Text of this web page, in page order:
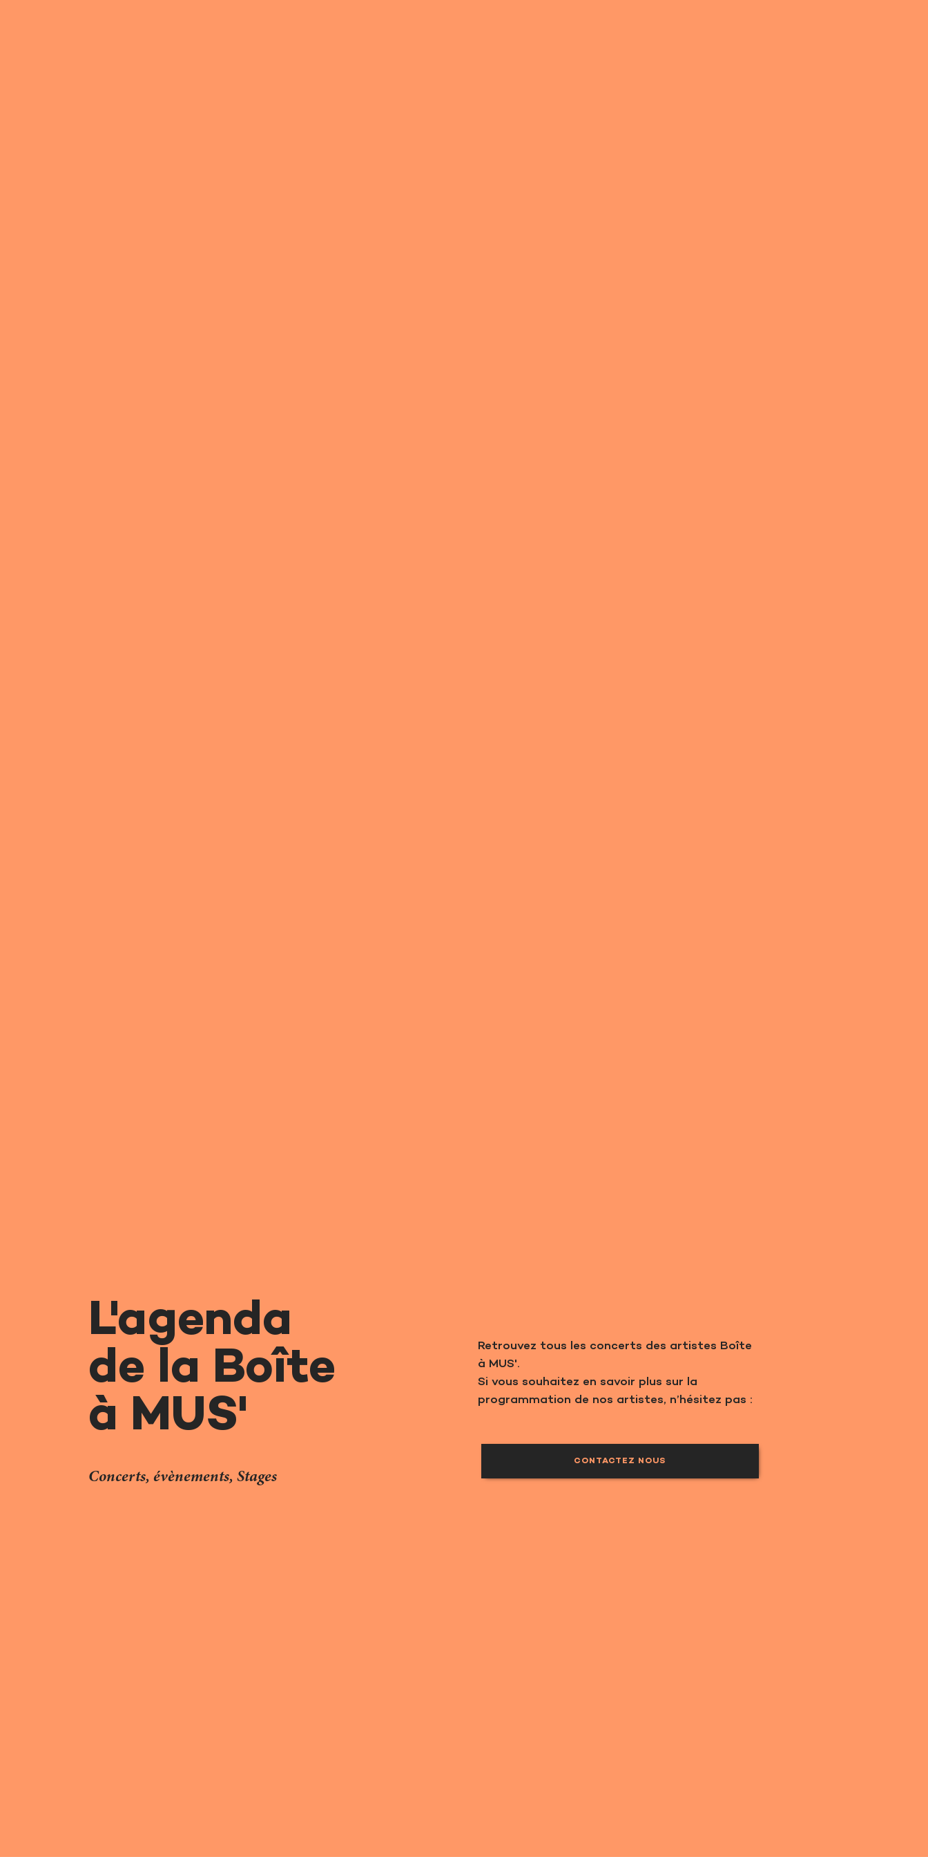
L'agenda
de la Boîte
à MUS'
Concerts, évènements, Stages
Retrouvez tous les concerts des artistes Boîte
à MUS'.
Si vous souhaitez en savoir plus sur la
programmation de nos artistes, n’hésitez pas :
CONTACTEZ NOUS